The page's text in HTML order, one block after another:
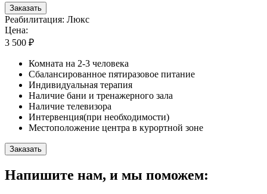
Заказать
Реабилитация: Люкс
Цена:
3 500 ₽
Комната на 2-3 человека
Сбалансированное пятиразовое питание
Индивидуальная терапия
Наличие бани и тренажерного зала
Наличие телевизора
Интервенция(при необходимости)
Местоположение центра в курортной зоне
Заказать
Напишите нам, и мы поможем: